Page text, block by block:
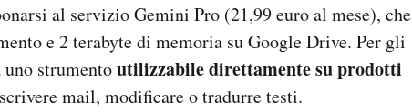
al servizio Gemini Pro (21,99 euro al mese), che
e 2 terabyte di memoria su Google Drive. Per gli
strumentoutilizzabile direttamente su prodotti
mail, modificare o tradurre testi.